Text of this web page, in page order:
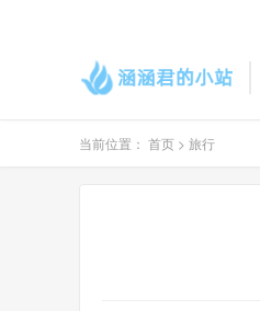
当前位置： 首页 > 旅行